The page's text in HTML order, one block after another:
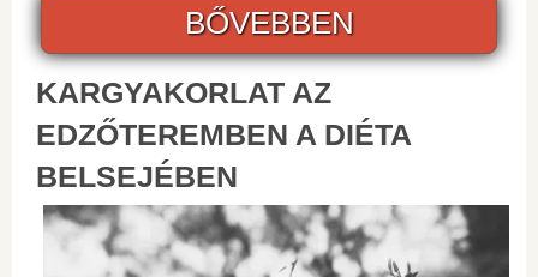
BŐVEBBEN
KARGYAKORLAT AZ
EDZŐTEREMBEN A DIÉTA
BELSEJÉBEN